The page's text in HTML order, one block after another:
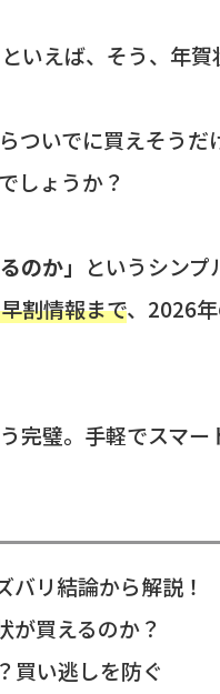
いえば、そう、年賀
ついでに買えそうだ
しょうか？
のか」 というシンプ
割情報まで、2026
完璧。手軽でスマ
バリ結論から解説！
が買えるのか？
買い逃しを防ぐ